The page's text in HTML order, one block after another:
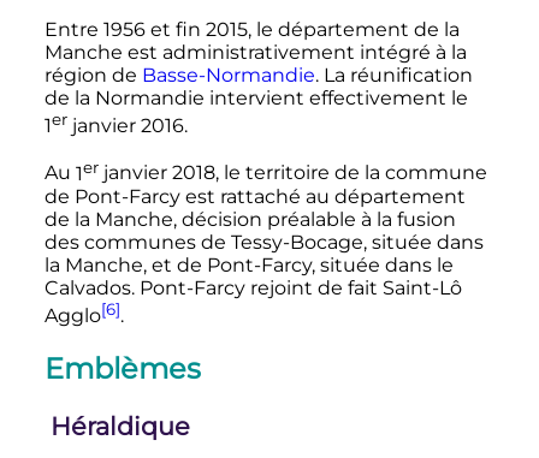
Entre 1956 et fin 2015, le département de la
Manche est administrativement intégré à la
région de Basse-Normandie. La réunification
de la Normandie intervient effectivement le
1er janvier 2016.
Au 1erjanvier 2018, le territoire de la commune
de Pont-Farcy est rattaché au département
de la Manche, décision préalable à la fusion
des communes de Tessy-Bocage, située dans
la Manche, et de Pont-Farcy, située dans le
Calvados. Pont-Farcy rejoint de fait Saint-Lô
Agglo[6].
Emblèmes
Héraldique